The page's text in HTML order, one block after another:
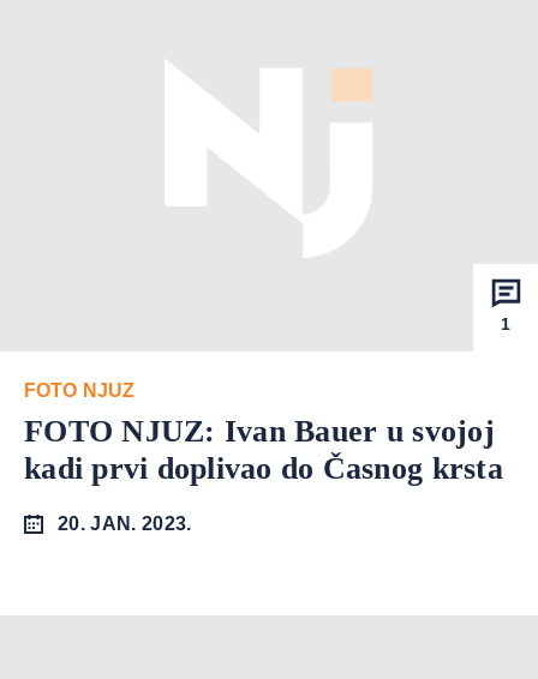
1
FOTO NJUZ
FOTO NJUZ: Ivan Bauer u svojoj
kadi prvi doplivao do Časnog krsta
20. JAN. 2023.